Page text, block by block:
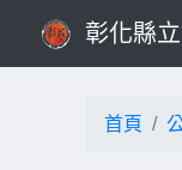
彰化縣
首頁